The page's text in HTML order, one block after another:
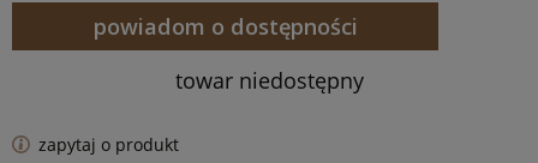
powiadom o dostępności
towar niedostępny
zapytaj o produkt